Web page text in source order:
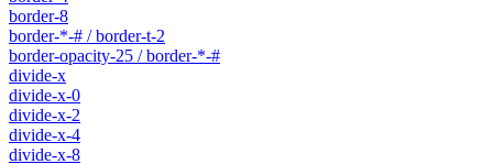
border-8
border-*-# / border-t-2
border-opacity-25 / border-*-#
divide-x
divide-x-0
divide-x-2
divide-x-4
divide-x-8